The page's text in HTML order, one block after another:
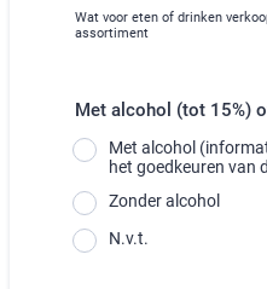
Wat voor eten of drinken
assortiment
Met alcohol (tot 15%)
Met alcohol
het goedkeuren van
Zonder alcohol
N.v.t.